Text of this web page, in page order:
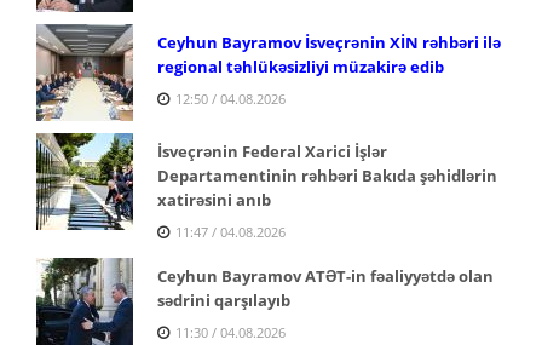
Ceyhun Bayramov İsveçrənin XİN rəhbəri ilə
regional təhlükəsizliyi müzakirə edib
12:50 / 04.08.2026
İsveçrənin Federal Xarici İşlər
Departamentinin rəhbəri Bakıda şəhidlərin
xatirəsini anıb
11:47 / 04.08.2026
Ceyhun Bayramov ATƏT-in fəaliyyətdə olan
sədrini qarşılayıb
11:30 / 04.08.2026